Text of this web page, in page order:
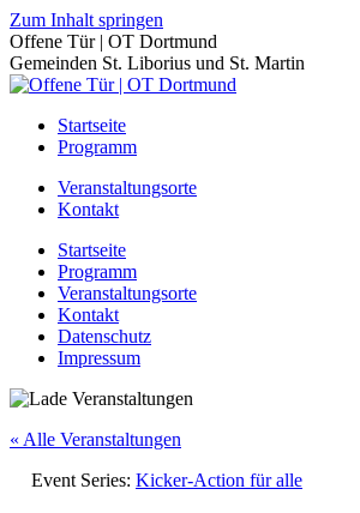
Zum Inhalt springen
Offene Tür | OT Dortmund
Gemeinden St. Liborius und St. Martin
Startseite
Programm
Veranstaltungsorte
Kontakt
Startseite
Programm
Veranstaltungsorte
Kontakt
Datenschutz
Impressum
« Alle Veranstaltungen
Event Series: Kicker-Action für alle